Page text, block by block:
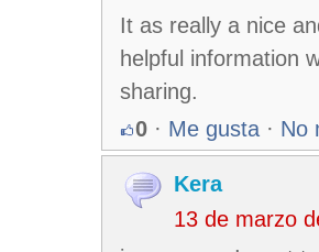
It as really a nice
helpful information
sharing.
0 · Me gusta · No
Kera
13 de marzo